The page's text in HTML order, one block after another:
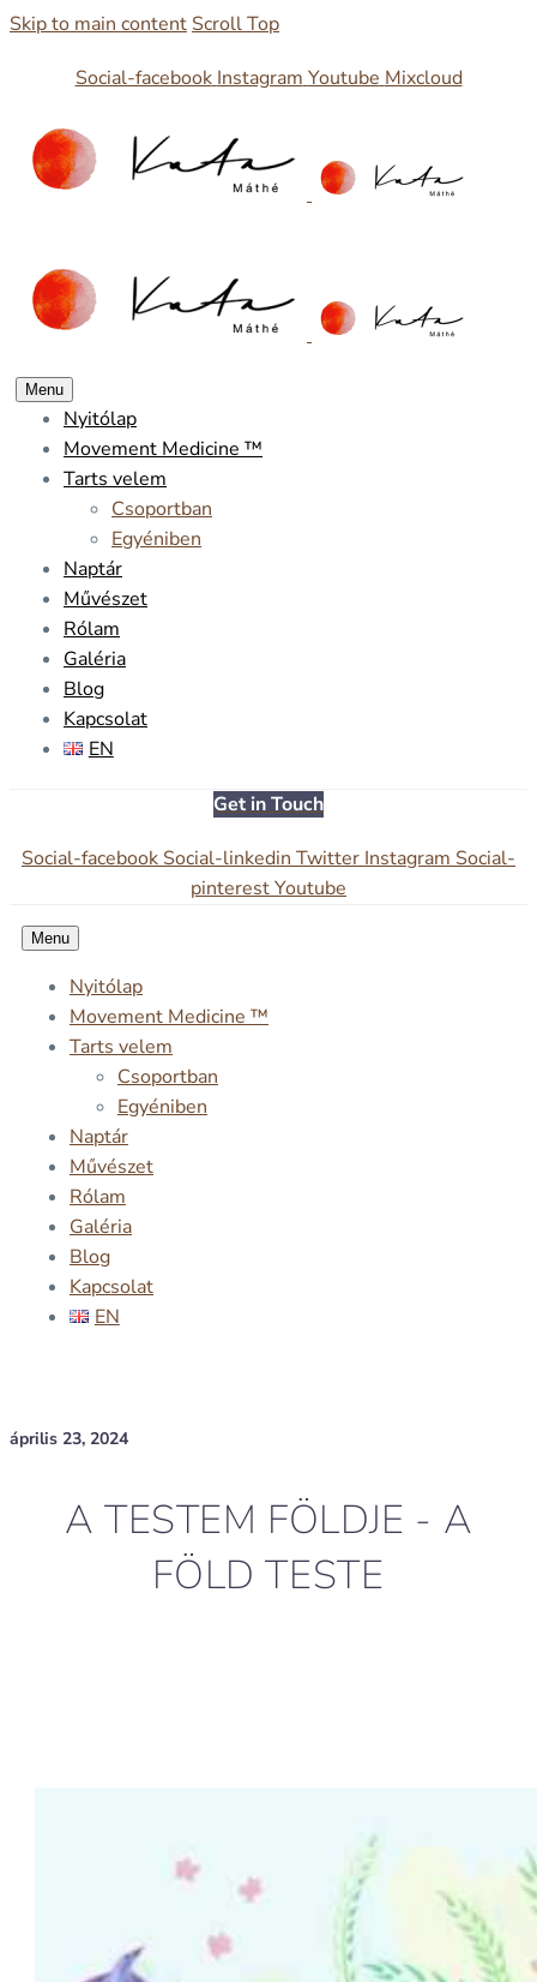
Skip to main content Scroll Top
Social-facebook Instagram Youtube Mixcloud
Menu
Nyitólap
Movement Medicine ™
Tarts velem
Csoportban
Egyéniben
Naptár
Művészet
Rólam
Galéria
Blog
Kapcsolat
EN
Get in Touch
Social-facebook Social-linkedin Twitter Instagram Social-
pinterestYoutube
Menu
Nyitólap
Movement Medicine ™
Tarts velem
Csoportban
Egyéniben
Naptár
Művészet
Rólam
Galéria
Blog
Kapcsolat
EN
április 23, 2024
A TESTEM FÖLDJE - A
FÖLD TESTE